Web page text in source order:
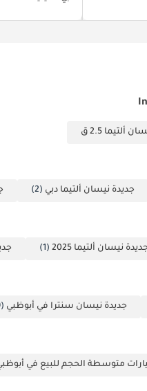
ألتيما 2.5 ق
جديدة نيسان ألتيما دبي (2)
جديدة نيسان ألتيما 2025 (1)
جديدة نيسان سنترا في أبوظبي (29)
متوسطة الحجم للبيع في
أمانًا في فئتها السعرية.
بلونٍ مميز يلفت الأنظار.
اعتماداً على بيانات
قبل الشراء.